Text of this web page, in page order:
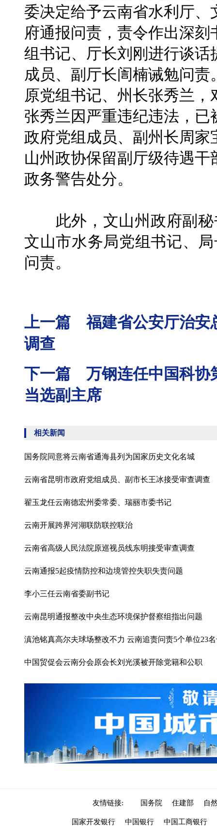
委决定给予云南省水利厅
府通报问责，责令作出深
组书记、厅长刘刚进行谈
成员、副厅长訚楠诫勉问
原党组书记、州长张秀兰
张秀兰因严重违纪违法，
政府党组成员、副州长周
山州政协保留副厅级待遇
政务警告处分。
此外，文山州政府副秘
文山市水务局党组书记、
问责。
上一篇 福建省公安厅治安
调查
下一篇 万钢连任中国科协
当选副主席
相关新闻
国务院同意将云南省通海县列为国家历史文化名城
云南省昆明市政府党组成员、副市长王冰接受审查调查
翟玉龙任云南德宏州委常委、瑞丽市委书记
云南开展跨界河湖联防联控联治
云南省高级人民法院原巡视员线东明接受审查调查
云南通报5起疫情防控和边境管控失职失责问题
李小三任云南省委副书记
云南昆明通报整改中央生态环境保护督察组指出问题
滇池铭真高尔夫球场整改不力 云南追责问责5个单位23
中国贸促会云南分会原会长刘光溪被开除党籍和公职
友情链接: 国务院 住建部 自
国家开发银行 中国银行 中国工商银行